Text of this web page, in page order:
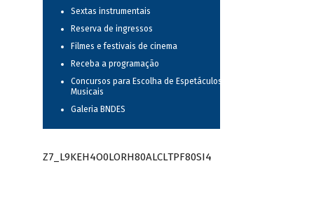
Sextas instrumentais
Reserva de ingressos
Filmes e festivais de cinema
Receba a programação
Concursos para Escolha de Espetáculos
Musicais
Galeria BNDES
Z7_L9KEH4O0LORH80ALCLTPF80SI4